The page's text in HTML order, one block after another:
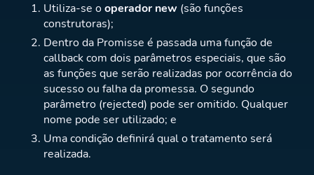
Utiliza-se ooperador new (são funções
construtoras);
Dentro da Promisse é passada uma função de
callback com dois parâmetros especiais, que são
as funções que serão realizadas por ocorrência do
sucesso ou falha da promessa. O segundo
parâmetro (rejected) pode ser omitido. Qualquer
nome pode ser utilizado; e
Uma condição definirá qual o tratamento será
realizada.